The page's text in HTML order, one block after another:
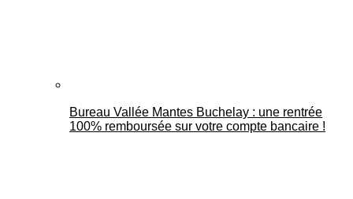
Bureau Vallée Mantes Buchelay : une rentrée
100% remboursée sur votre compte bancaire !